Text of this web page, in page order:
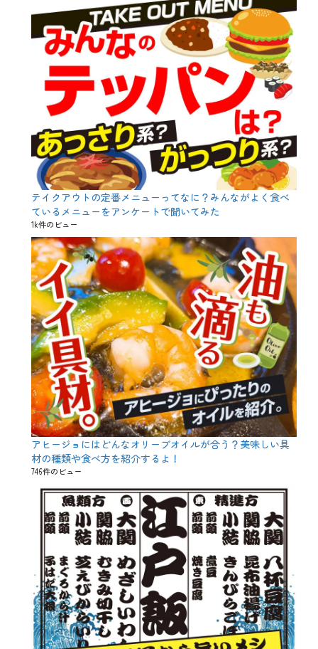
テイクアウトの定番メニューってなに？みんながよく食べ
ているメニューをアンケートで聞いてみた
1k件のビュー
アヒージョにはどんなオリーブオイルが合う？美味しい具
材の種類や食べ方を紹介するよ！
746件のビュー